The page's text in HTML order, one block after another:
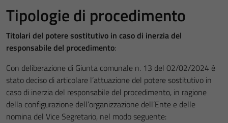
Tipologie di procedimento
Titolari del potere sostitutivo in caso di inerzia del
responsabile del procedimento:
Con deliberazione di Giunta comunale n. 13 del 02/02/2024 é
stato deciso di articolare l’attuazione del potere sostitutivo in
caso di inerzia del responsabile del procedimento, in ragione
della configurazione dell’organizzazione dell’Ente e delle
nomina del Vice Segretario, nel modo seguente: